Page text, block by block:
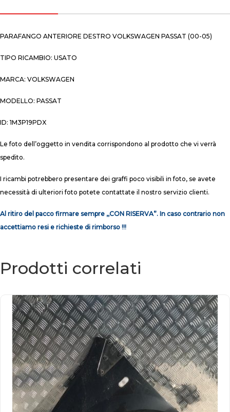
PARAFANGO ANTERIORE DESTRO VOLKSWAGEN PASSAT (00-05)
TIPO RICAMBIO: USATO
MARCA: VOLKSWAGEN
MODELLO: PASSAT
ID: 1M3P19PDX
Le foto dell’oggetto in vendita corrispondono al prodotto che vi verrà
spedito.
I ricambi potrebbero presentare dei graffi poco visibili in foto, se avete
necessità di ulteriori foto potete contattate il nostro servizio clienti.
Al ritiro del pacco firmare sempre ,,CON RISERVA”. In caso contrario non
accettiamo resi e richieste di rimborso !!!
Prodotti correlati